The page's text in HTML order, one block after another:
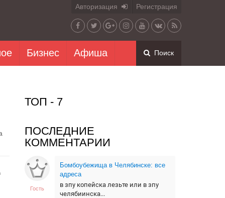
Авторизация Регистрация
Бизнес Афиша Поиск
ТОП - 7
ПОСЛЕДНИЕ
КОММЕНТАРИИ
Гость
Бомбоубежища в Челябинске: все
адреса
в зпу копейска лезьте или в зпу
челябиинска...